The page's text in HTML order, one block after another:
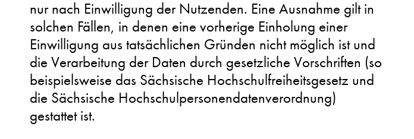
nur nach Einwilligung der Nutzenden. Eine Ausnahme gilt in
solchen Fällen, in denen eine vorherige Einholung einer
Einwilligung aus tatsächlichen Gründen nicht möglich ist und
die Verarbeitung der Daten durch gesetzliche Vorschriften (so
beispielsweise das Sächsische Hochschulfreiheitsgesetz und
die Sächsische Hochschulpersonendatenverordnung)
gestattet ist.